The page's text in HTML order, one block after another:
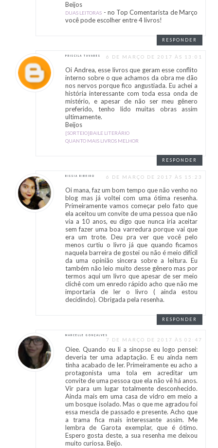
Beijos
DUAS LEITORAS - no Top Comentarista de Março
você pode escolher entre 4 livros!
RESPONDER
PRISCILA TAVARES 6 DE MARÇO DE 2017 ÀS 13:01
Oi Andrea, esse livros que geram esse conflito
interno sobre o que achamos da obra me dão
nos nervos porque fico angustiada. Eu achei a
história interessante com toda essa onda de
mistério, e apesar de não ser meu gênero
preferido, tenho lido muitas obras assim
ultimamente.
Beijos
[SORTEIO]BAILE LITERÁRIO
QUANTO MAIS LIVROS MELHOR
RESPONDER
RISSIA RIBEIRO 6 DE MARÇO DE 2017 ÀS 15:23
Oi mana, faz um bom tempo que não venho no
blog mas já voltei com uma ótima resenha.
Primeiramente vamos começar pelo fato que
ela aceitou um convite de uma pessoa que não
via a 10 anos, eu digo que nunca iria aceitar
sem fazer uma boa varredura porque vai que
era um trote. Deu pra ver que você pelo
menos curtiu o livro já que quando ficamos
naquela barreira de gostei ou não é meio difícil
da uma opinião sincera sobre a leitura. Eu
também não leio muito desse gênero mas por
termos aqui um livro que apesar de ser meio
clichê com um enredo rápido acho que não me
importaria de ler o livro ( ainda estou
decidindo). Obrigada pela resenha.
RESPONDER
MARCELLE GONÇALVES
7 DE MARÇO DE 2017 ÀS 02:47
Oiee. Quando eu li a sinopse eu logo pensei:
deveria ter uma adaptação. E eu ainda nem
tinha acabado de ler. Primeiramente eu acho a
protagonista uma tola em acreditar um
convite de uma pessoa que ela não vê há anos.
Vir para um lugar totalmente desconhecido.
Ainda mais em uma casa de vidro em meio a
um bosque isolado. Mas o que me agradou foi
essa mescla de passado e presente. Acho que
a trama fica mais interessante assim. Me
lembra de Garota exemplar, que é ótimo.
Espero gosta deste, a sua resenha me deixou
muito curiosa. Beijo.